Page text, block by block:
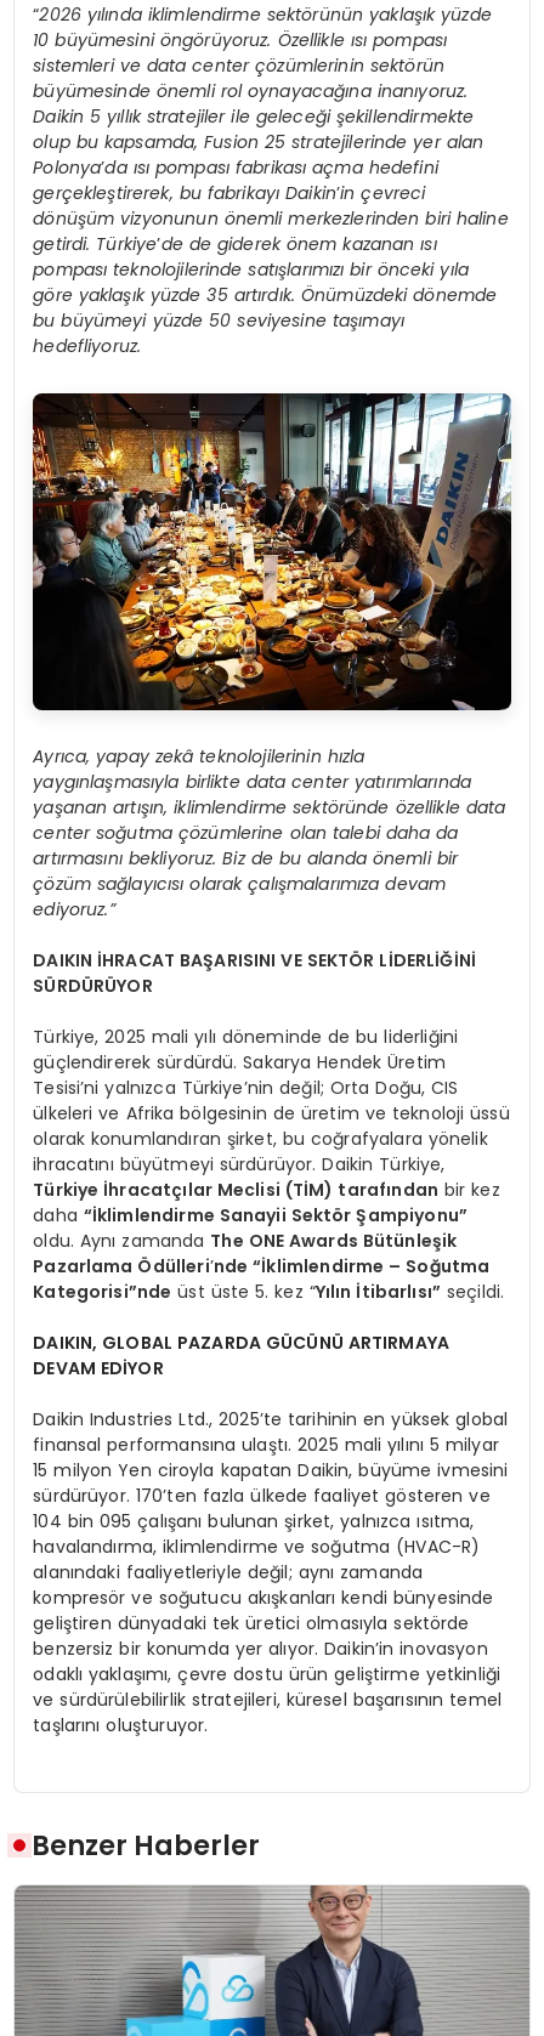
“2026 yılında iklimlendirme sektörünün yaklaşık yüzde
10 büyümesini öngörüyoruz. Özellikle ısı pompası
sistemleri ve data center çözümlerinin sektörün
büyümesinde önemli rol oynayacağına inanıyoruz.
Daikin 5 yıllık stratejiler ile geleceği şekillendirmekte
olup bu kapsamda, Fusion 25 stratejilerinde yer alan
Polonya’da ısı pompası fabrikası açma hedefini
gerçekleştirerek, bu fabrikayı Daikin’in çevreci
dönüşüm vizyonunun önemli merkezlerinden biri haline
getirdi. Türkiye’de de giderek önem kazanan ısı
pompası teknolojilerinde satışlarımızı bir önceki yıla
göre yaklaşık yüzde 35 artırdık. Önümüzdeki dönemde
bu büyümeyi yüzde 50 seviyesine taşımayı
hedefliyoruz.
Ayrıca, yapay zekâ teknolojilerinin hızla
yaygınlaşmasıyla birlikte data center yatırımlarında
yaşanan artışın, iklimlendirme sektöründe özellikle data
center soğutma çözümlerine olan talebi daha da
artırmasını bekliyoruz. Biz de bu alanda önemli bir
çözüm sağlayıcısı olarak çalışmalarımıza devam
ediyoruz.”
DAIKIN İHRACAT BAŞARISINI VE SEKTÖR LİDERLİĞİNİ
SÜRDÜRÜYOR
Türkiye, 2025 mali yılı döneminde de bu liderliğini
güçlendirerek sürdürdü. Sakarya Hendek Üretim
Tesisi’ni yalnızca Türkiye’nin değil; Orta Doğu, CIS
ülkeleri ve Afrika bölgesinin de üretim ve teknoloji üssü
olarak konumlandıran şirket, bu coğrafyalara yönelik
ihracatını büyütmeyi sürdürüyor. Daikin Türkiye,
Türkiye İhracatçılar Meclisi (TİM) tarafından bir kez
daha “İklimlendirme Sanayii Sektör Şampiyonu”
oldu. Aynı zamanda The ONE Awards Bütünleşik
Pazarlama Ödülleri’nde “İklimlendirme – Soğutma
Kategorisi”nde üst üste 5. kez “Yılın İtibarlısı” seçildi.
DAIKIN, GLOBAL PAZARDA GÜCÜNÜ ARTIRMAYA
DEVAM EDİYOR
Daikin Industries Ltd., 2025’te tarihinin en yüksek global
finansal performansına ulaştı. 2025 mali yılını 5 milyar
15 milyon Yen ciroyla kapatan Daikin, büyüme ivmesini
sürdürüyor. 170’ten fazla ülkede faaliyet gösteren ve
104 bin 095 çalışanı bulunan şirket, yalnızca ısıtma,
havalandırma, iklimlendirme ve soğutma (HVAC-R)
alanındaki faaliyetleriyle değil; aynı zamanda
kompresör ve soğutucu akışkanları kendi bünyesinde
geliştiren dünyadaki tek üretici olmasıyla sektörde
benzersiz bir konumda yer alıyor. Daikin’in inovasyon
odaklı yaklaşımı, çevre dostu ürün geliştirme yetkinliği
ve sürdürülebilirlik stratejileri, küresel başarısının temel
taşlarını oluşturuyor.
Benzer Haberler